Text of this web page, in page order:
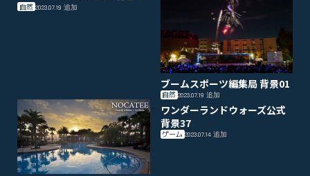
自然 2023.07.19 追加
ブームスポーツ編集局 背景01
自然 2023.07.19追加
ワンダーランドウォーズ公式
背景37
ゲーム 2023.07.14追加